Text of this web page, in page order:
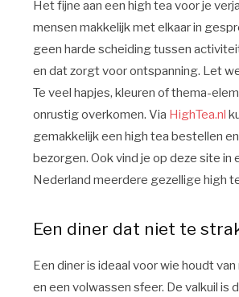
Het fijne aan een high tea voor je
mensen makkelijk met elkaar in
geen harde scheiding tussen
en dat zorgt voor ontspanning. Let
Te veel hapjes, kleuren of thema-
onrustig overkomen. Via HighTea.nl
gemakkelijk een high tea bestellen
bezorgen. Ook vind je op deze site in
Nederland meerdere gezellige high
Een diner dat niet te
Een diner is ideaal voor wie houdt
en een volwassen sfeer. De valkuil is